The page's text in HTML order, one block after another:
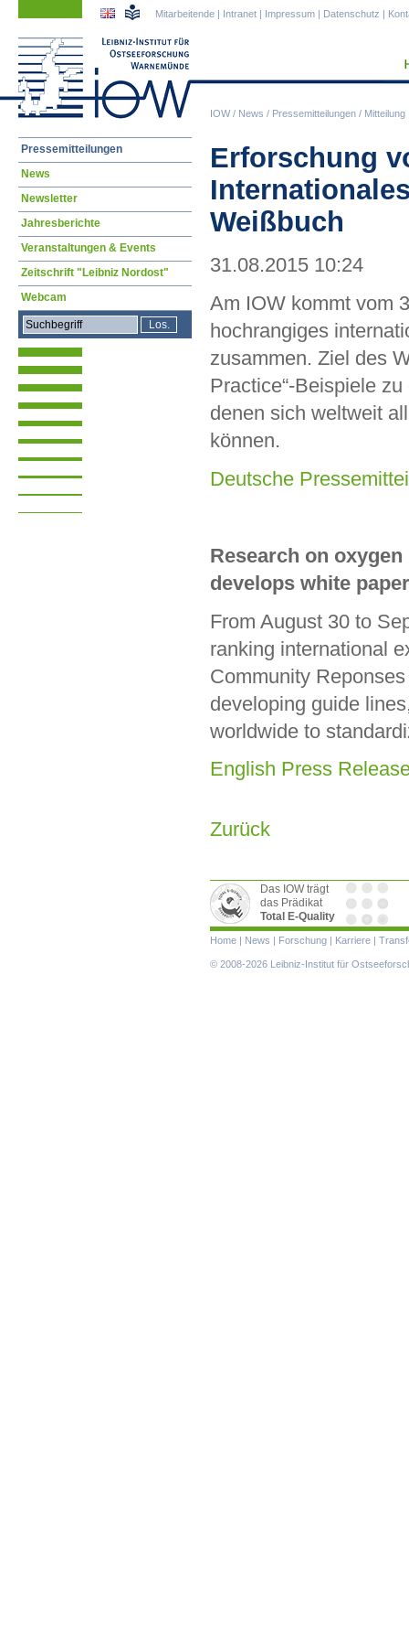
IOW/ News / Pressemitteilungen / Mitteilung
Mitarbeitende | Intranet | Impressum | Datenschutz |
Erforschung
Weißbuch
31.08.2015 10:24
Am IOW kommt vom
hochrangiges
zusammen. Ziel des
Practice“-Beispiele
denen sich weltweit
können.
Deutsche
Research on
develops white paper
From August 30 to
ranking international
Community
developing guide
worldwide to
English Press
Zurück
Navigation
Pressemitteilungen
News
Newsletter
Jahresberichte
Veranstaltungen & Events
Zeitschrift "Leibniz Nordost"
Webcam
Das IOW trägt
das Prädikat
Total E-Quality
Navigation
Home News Forschung Karriere
© 2008-2026 Leibniz-Institut für